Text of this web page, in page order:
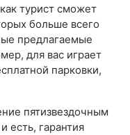
турист сможет
больше всего
предлагаемые
для вас играет
парковки,
пятизвездочным
есть, гарантия